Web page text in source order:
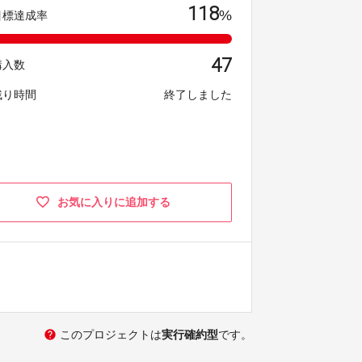
標達成率 118%
入数 47
時間 終了しました
お気に入りに追加する
help このプロジェクトは実行確約型です。